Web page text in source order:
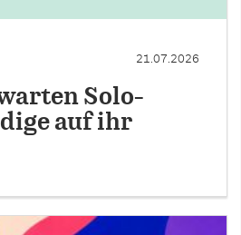
21.07.2026
Solo-
auf ihr